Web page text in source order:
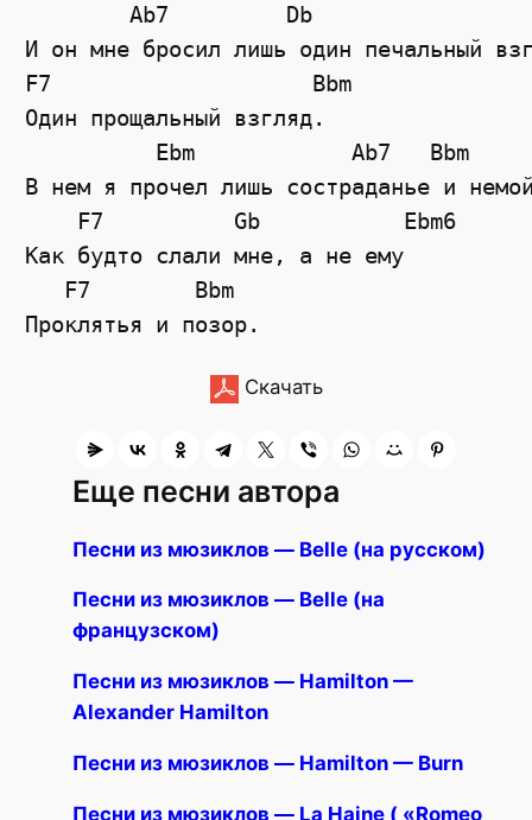
Ab7
И он мне бросил лишь один печальный
F7                    Bbm
Один прощальный взгляд.
Ebm            Ab7   Bbm
В нем я прочел лишь состраданье и
    F7          Gb           Ebm6
Как будто слали мне, а не ему
   F7        Bbm
Скачать
Еще песни автора
Песни из мюзиклов — Belle (на русском)
Песни из мюзиклов — Belle (на
французском)
Песни из мюзиклов — Hamilton —
Alexander Hamilton
Песни из мюзиклов — Hamilton — Burn
Песни из мюзиклов — La Haine ( «Romeo